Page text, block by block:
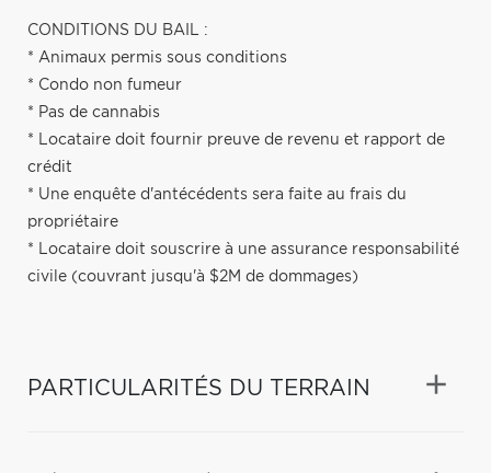
CONDITIONS DU BAIL :
* Animaux permis sous conditions
* Condo non fumeur
* Pas de cannabis
* Locataire doit fournir preuve de revenu et rapport de
crédit
* Une enquête d'antécédents sera faite au frais du
propriétaire
* Locataire doit souscrire à une assurance responsabilité
civile (couvrant jusqu'à $2M de dommages)
PARTICULARITÉS DU TERRAIN